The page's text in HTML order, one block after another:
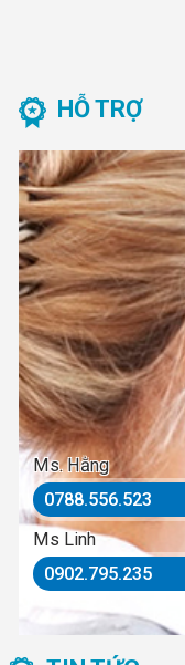
HỖ TRỢ
Ms. Hằng
0788.556.523
Ms Linh
0902.795.235